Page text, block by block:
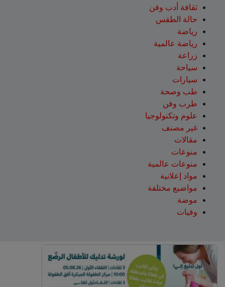
ثقافة أدب وفن
حالة الطقس
رياضة
رياضة عالمية
زراعة
سياحة
سيارات
طب وصحة
طرب وفن
علوم وتكنولوجيا
غير مصنف
مقالات
منوعات
منوعات عالمية
مواد إعلانية
مواضيع مختلفة
موضة
وفيات